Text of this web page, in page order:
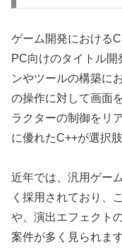
ゲーム開発における
PC向けのタイトル
ンやツールの構築に
の操作に対して画面
ラクターの制御をリ
に優れたC++が選択
近年では、汎用ゲー
く採用されており、
や、演出エフェクト
案件が多く見られま